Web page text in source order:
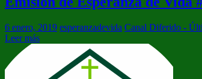
6 enero, 2019 esperanzadevida Canal Diferido -
Leer más